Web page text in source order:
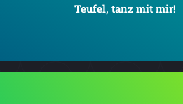
Teufel, tanz mit mir!